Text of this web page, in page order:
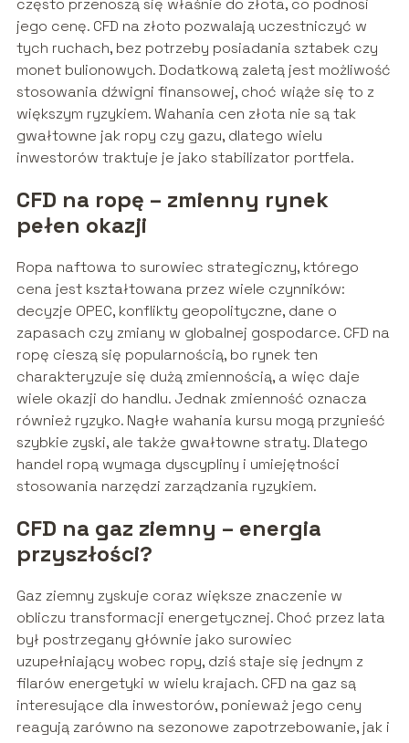
często przenoszą się właśnie do złota, co podnosi
jego cenę. CFD na złoto pozwalają uczestniczyć w
tych ruchach, bez potrzeby posiadania sztabek czy
monet bulionowych. Dodatkową zaletą jest możliwość
stosowania dźwigni finansowej, choć wiąże się to z
większym ryzykiem. Wahania cen złota nie są tak
gwałtowne jak ropy czy gazu, dlatego wielu
inwestorów traktuje je jako stabilizator portfela.
CFD na ropę – zmienny rynek
pełen okazji
Ropa naftowa to surowiec strategiczny, którego
cena jest kształtowana przez wiele czynników:
decyzje OPEC, konflikty geopolityczne, dane o
zapasach czy zmiany w globalnej gospodarce. CFD na
ropę cieszą się popularnością, bo rynek ten
charakteryzuje się dużą zmiennością, a więc daje
wiele okazji do handlu. Jednak zmienność oznacza
również ryzyko. Nagłe wahania kursu mogą przynieść
szybkie zyski, ale także gwałtowne straty. Dlatego
handel ropą wymaga dyscypliny i umiejętności
stosowania narzędzi zarządzania ryzykiem.
CFD na gaz ziemny – energia
przyszłości?
Gaz ziemny zyskuje coraz większe znaczenie w
obliczu transformacji energetycznej. Choć przez lata
był postrzegany głównie jako surowiec
uzupełniający wobec ropy, dziś staje się jednym z
filarów energetyki w wielu krajach. CFD na gaz są
interesujące dla inwestorów, ponieważ jego ceny
reagują zarówno na sezonowe zapotrzebowanie, jak i